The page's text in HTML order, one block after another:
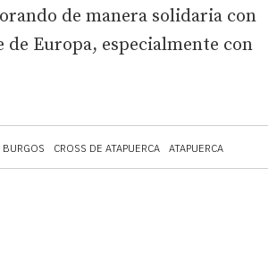
BURGOS CROSS DE ATAPUERCA ATAPUERCA
de manera solidaria con
de Europa, especialmente con